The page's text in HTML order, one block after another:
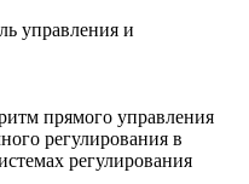
управления и
прямого управления
регулирования в
регулирования